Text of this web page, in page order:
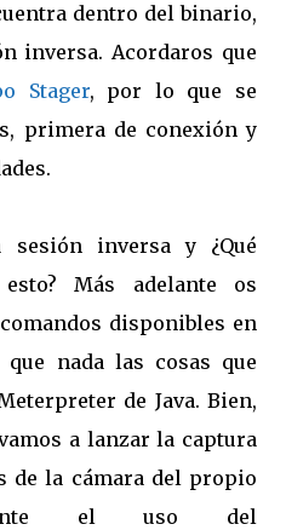
dentro del binario,
inversa. Acordaros que
Stager, por lo que se
primera de conexión y
sesión inversa y ¿Qué
Más adelante os
disponibles en
nada las cosas que
de Java. Bien,
a lanzar la captura
de la cámara del propio
el uso del